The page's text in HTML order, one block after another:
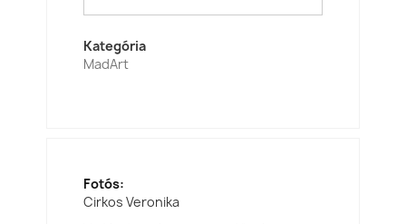
Kategória
MadArt
Fotós:
Cirkos Veronika